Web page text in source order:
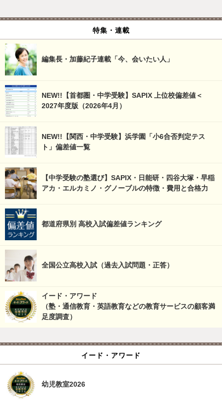
特集・連載
編集長・加藤紀子連載「今、会いたい人」
NEW!!【首都圏・中学受験】SAPIX 上位校偏差値＜
2027年度版（2026年4月）
NEW!!【関西・中学受験】浜学園「小6合否判定テス
ト」偏差値一覧
【中学受験の塾選び】SAPIX・日能研・四谷大塚・早稲
アカ・エルカミノ・グノーブルの特徴・費用と合格力
都道府県別 高校入試偏差値ランキング
全国公立高校入試（過去入試問題・正答）
イード・アワード
（塾・通信教育・英語教育などの教育サービスの顧客満
足度調査）
イード・アワード
幼児教室2026